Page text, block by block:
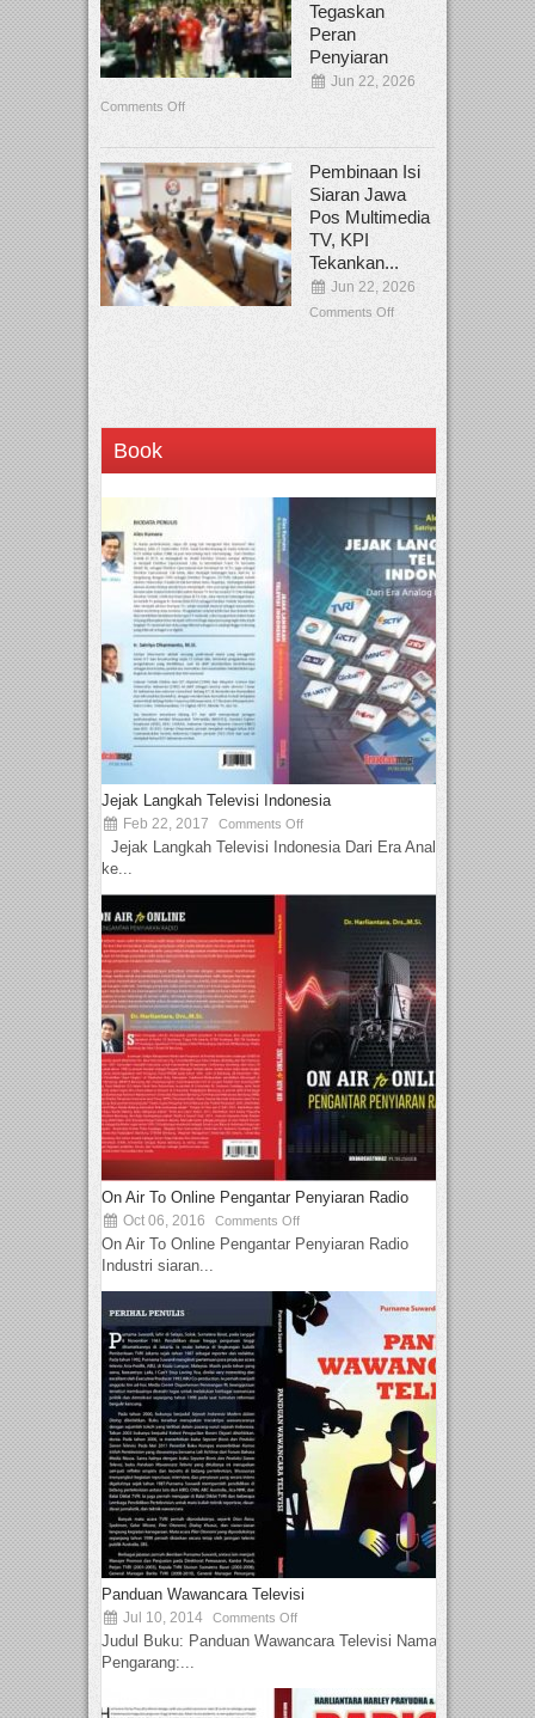
Tegaskan
Peran
Penyiaran
Jun 22, 2026
Comments Off
Pembinaan Isi
Siaran Jawa
Pos Multimedia
TV, KPI
Tekankan...
Jun 22, 2026
Comments Off
Book
Jejak Langkah Televisi Indonesia
Feb 22, 2017 Comments Off
Jejak Langkah Televisi Indonesia Dari Era Analog
ke...
On Air To Online Pengantar Penyiaran Radio
Oct 06, 2016 Comments Off
On Air To Online Pengantar Penyiaran Radio
Industri siaran...
Panduan Wawancara Televisi
Jul 10, 2014 Comments Off
Judul Buku: Panduan Wawancara Televisi Nama
Pengarang:...